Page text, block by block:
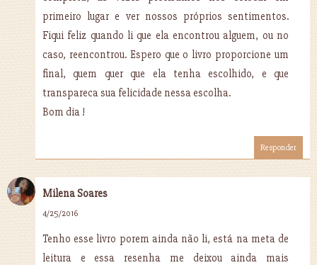
primeiro lugar e ver nossos próprios sentimentos.
Fiqui feliz quando li que ela encontrou alguem, ou no
caso, reencontrou. Espero que o livro proporcione um
final, quem quer que ela tenha escolhido, e que
transpareca sua felicidade nessa escolha.
Bom dia !
Responder
Milena Soares
4/25/2016
Tenho esse livro porem ainda não li, está na meta de
leitura e essa resenha me deixou ainda mais